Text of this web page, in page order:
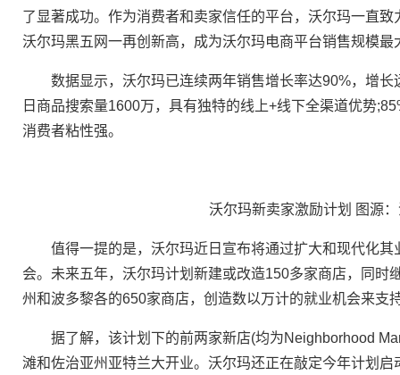
了显著成功。作为消费者和卖家信任的平台，沃尔玛一直
沃尔玛黑五网一再创新高，成为沃尔玛电商平台销售规模最
数据显示，沃尔玛已连续两年销售增长率达90%，增长
日商品搜索量1600万，具有独特的线上+线下全渠道优势
消费者粘性强。
沃尔玛新卖家激励计划 图源
值得一提的是，沃尔玛近日宣布将通过扩大和现代化其
会。未来五年，沃尔玛计划新建或改造150多家商店，同
州和波多黎各的650家商店，创造数以万计的就业机会来支
据了解，该计划下的前两家新店(均为Neighborhood
滩和佐治亚州亚特兰大开业。沃尔玛还正在敲定今年计划